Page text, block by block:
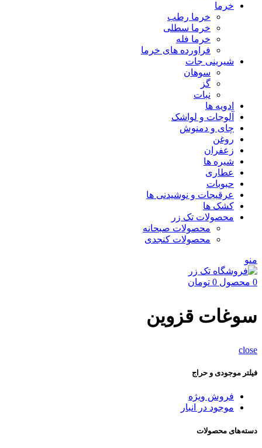
خرما
خرما رطب
خرما سطلی
خرما فله
فراورده های خرما
شیرینی جات
سوهان
گز
نبات
ادویه ها
آلوجات و لواشک
چای و دمنوش
روغن
زعفران
شیره ها
عطاری
حبوبات
عرقیجات و نوشیدنی ها
کشک ها
محصولات تک زر
محصولات صبحانه
محصولات کنجدی
منو
0 محصول 0 تومان
سوغات قزوین
close
فیلتر موجودی و حراج
فروش ویژه
موجود در انبار
دسته‌های محصولات